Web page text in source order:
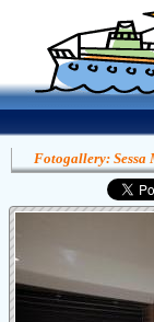
Fotogallery: Sessa